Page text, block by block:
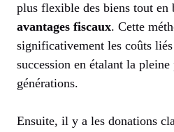
plus flexible des biens tout
avantages fiscaux. Cette
significativement les coûts
succession en étalant la
générations.
Ensuite, il y a les donations